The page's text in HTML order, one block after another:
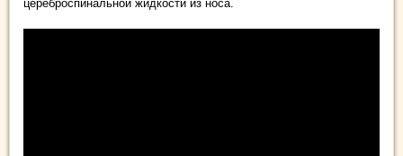
цереброспинальной жидкости из носа.